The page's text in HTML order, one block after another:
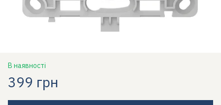
В наявності
399 грн